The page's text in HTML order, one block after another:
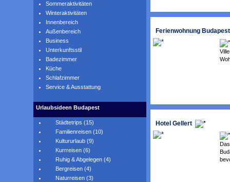
Sommeraktivitäten
Winteraktivitäten
Innenbereich
Außenbereich
Business
Unterkunftsstil
Badezimmer
Küche
Schlafzimmer
Service & Ausstattung
Urlaubsideen Budapest
Städtetrips (15)
Familienreisen (10)
Kultururlaub (9)
Kurrreisen (6)
Ruhig & Abgelegen (4)
Bergreisen (4)
Naturreisen (3)
Ferienwohnung Budapest
Hotel Gellert